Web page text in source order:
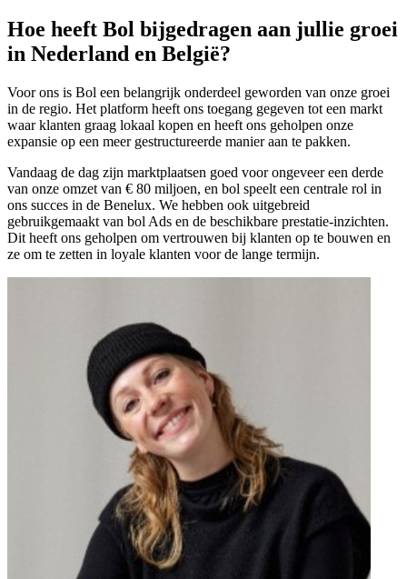
Hoe heeft Bol bijgedragen aan jullie groei
in Nederland en België?
Voor ons is Bol een belangrijk onderdeel geworden van onze groei
in de regio. Het platform heeft ons toegang gegeven tot een markt
waar klanten graag lokaal kopen en heeft ons geholpen onze
expansie op een meer gestructureerde manier aan te pakken.
Vandaag de dag zijn marktplaatsen goed voor ongeveer een derde
van onze omzet van € 80 miljoen, en bol speelt een centrale rol in
ons succes in de Benelux. We hebben ook uitgebreid
gebruikgemaakt van bol Ads en de beschikbare prestatie-inzichten.
Dit heeft ons geholpen om vertrouwen bij klanten op te bouwen en
ze om te zetten in loyale klanten voor de lange termijn.